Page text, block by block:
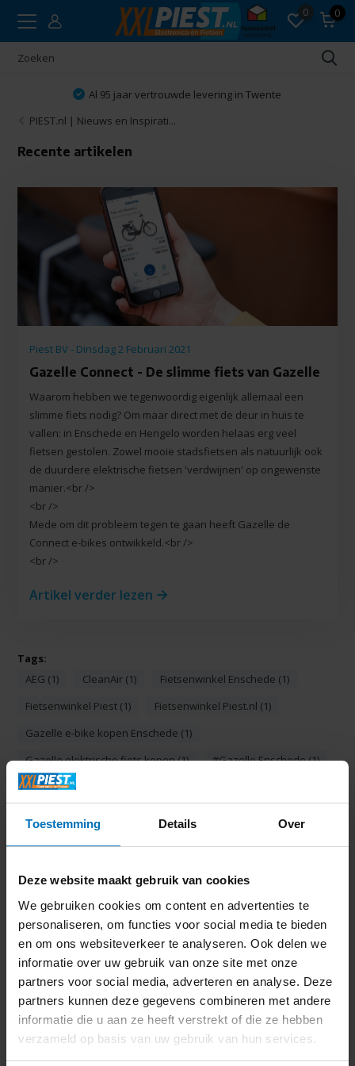
Toestemming Details Over
Deze website maakt gebruik van cookies
We gebruiken cookies om content en advertenties te
personaliseren, om functies voor social media te bieden
en om ons websiteverkeer te analyseren. Ook delen we
informatie over uw gebruik van onze site met onze
partners voor social media, adverteren en analyse. Deze
partners kunnen deze gegevens combineren met andere
informatie die u aan ze heeft verstrekt of die ze hebben
verzameld op basis van uw gebruik van hun services.
0 0
Al 95 jaar vertrouwde levering in Twente
PIEST.nl | Nieuws en Inspirati...
Recente artikelen
Piest BV - Dinsdag 2 Februari 2021
Gazelle Connect - De slimme fiets van Gazelle
Waarom hebben we tegenwoordig eigenlijk allemaal een
slimme fiets nodig? Om maar direct met de deur in huis te
vallen: in Enschede en Hengelo worden helaas erg veel
fietsen gestolen. Zowel mooie stadsfietsen als natuurlijk ook
de duurdere elektrische fietsen 'verdwijnen' op ongewenste
manier.<br />
<br />
Mede om dit probleem tegen te gaan heeft Gazelle de
Connect e-bikes ontwikkeld.<br />
<br />
Artikel verder lezen
Tags:
AEG (1)
CleanAir (1)
Fietsenwinkel Enschede (1)
Fietsenwinkel Piest (1)
Fietsenwinkel Piest.nl (1)
Gazelle e-bike kopen Enschede (1)
Gazelle elektrische fiets kopen (1)
#Gazelle Enschede (1)
Gazelle fiets kopen Enschede (1)
inbouwspecialist enschede (1)
inbouwspecialist hengelo (1)
inbouwspecialist twente (1)
luchtbevochtiger enschede (1)
luchtreiniger enschede (1)
luchtreiniger hengelo (1)
Piest Gazelle dealer (1)